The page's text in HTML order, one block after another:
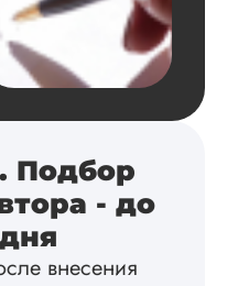
Дата: 2024-03-04
Заказывала
магистерскую
диссертацию по
зоологии.
хорошо описали
предмет
( повадки малой
методику к
Подбор
- до
внесения